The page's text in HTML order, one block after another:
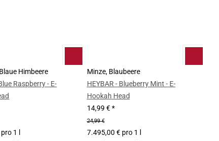
Himbeere
Raspberry - E-
1 l
Minze, Blaubeere
HEYBAR - Blueberry Mint - E-
Hookah Head
14,99 €*
24,99 €
7.495,00 € pro 1 l